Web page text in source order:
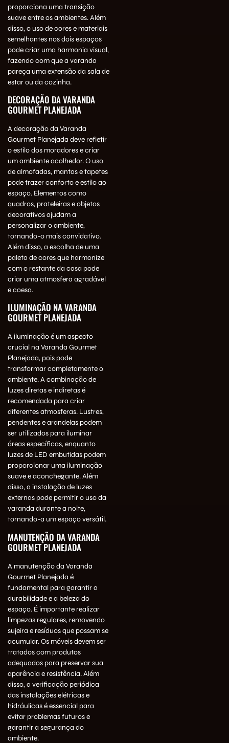
proporciona uma transição
suave entre os ambientes. Além
disso, o uso de cores e materiais
semelhantes nos dois espaços
pode criar uma harmonia visual,
fazendo com que a varanda
pareça uma extensão da sala de
estar ou da cozinha.
DECORAÇÃO DA VARANDA
GOURMET PLANEJADA
A decoração da Varanda
Gourmet Planejada deve refletir
o estilo dos moradores e criar
um ambiente acolhedor. O uso
de almofadas, mantas e tapetes
pode trazer conforto e estilo ao
espaço. Elementos como
quadros, prateleiras e objetos
decorativos ajudam a
personalizar o ambiente,
tornando-o mais convidativo.
Além disso, a escolha de uma
paleta de cores que harmonize
com o restante da casa pode
criar uma atmosfera agradável
e coesa.
ILUMINAÇÃO NA VARANDA
GOURMET PLANEJADA
A iluminação é um aspecto
crucial na Varanda Gourmet
Planejada, pois pode
transformar completamente o
ambiente. A combinação de
luzes diretas e indiretas é
recomendada para criar
diferentes atmosferas. Lustres,
pendentes e arandelas podem
ser utilizados para iluminar
áreas específicas, enquanto
luzes de LED embutidas podem
proporcionar uma iluminação
suave e aconchegante. Além
disso, a instalação de luzes
externas pode permitir o uso da
varanda durante a noite,
tornando-a um espaço versátil.
MANUTENÇÃO DA VARANDA
GOURMET PLANEJADA
A manutenção da Varanda
Gourmet Planejada é
fundamental para garantir a
durabilidade e a beleza do
espaço. É importante realizar
limpezas regulares, removendo
sujeira e resíduos que possam se
acumular. Os móveis devem ser
tratados com produtos
adequados para preservar sua
aparência e resistência. Além
disso, a verificação periódica
das instalações elétricas e
hidráulicas é essencial para
evitar problemas futuros e
garantir a segurança do
ambiente.